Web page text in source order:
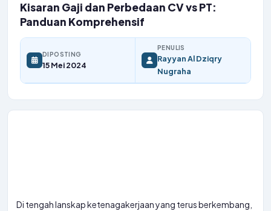
Kisaran Gaji dan Perbedaan CV vs PT:
Panduan Komprehensif
DIPOSTING
15 Mei 2024
PENULIS
Rayyan Al Dziqry
Nugraha
Di tengah lanskap ketenagakerjaan yang terus berkembang,